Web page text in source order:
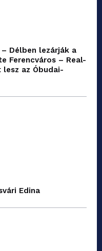
Délben lezárják a
Ferencváros – Real-
az Óbudai-
Edina